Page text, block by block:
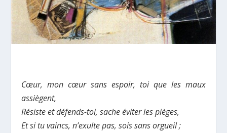
Cœur, mon cœur sans espoir, toi que les maux
assiègent,
Résiste et défends-toi, sache éviter les pièges,
Et si tu vaincs, n’exulte pas, sois sans orgueil ;